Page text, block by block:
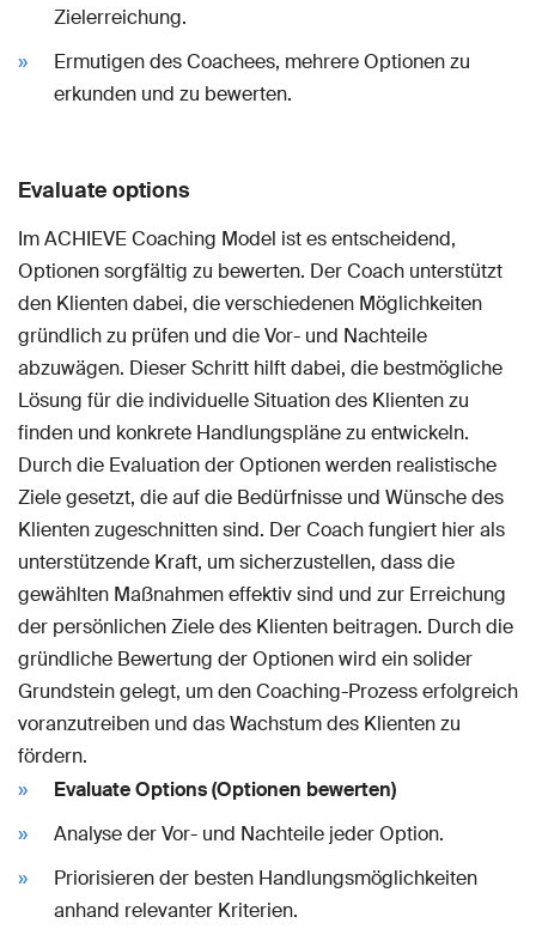
Zielerreichung.
Ermutigen des Coachees, mehrere Optionen zu
erkunden und zu bewerten.
Evaluate options
Im ACHIEVE Coaching Model ist es entscheidend,
Optionen sorgfältig zu bewerten. Der Coach unterstützt
den Klienten dabei, die verschiedenen Möglichkeiten
gründlich zu prüfen und die Vor- und Nachteile
abzuwägen. Dieser Schritt hilft dabei, die bestmögliche
Lösung für die individuelle Situation des Klienten zu
finden und konkrete Handlungspläne zu entwickeln.
Durch die Evaluation der Optionen werden realistische
Ziele gesetzt, die auf die Bedürfnisse und Wünsche des
Klienten zugeschnitten sind. Der Coach fungiert hier als
unterstützende Kraft, um sicherzustellen, dass die
gewählten Maßnahmen effektiv sind und zur Erreichung
der persönlichen Ziele des Klienten beitragen. Durch die
gründliche Bewertung der Optionen wird ein solider
Grundstein gelegt, um den Coaching-Prozess erfolgreich
voranzutreiben und das Wachstum des Klienten zu
fördern.
Evaluate Options (Optionen bewerten)
Analyse der Vor- und Nachteile jeder Option.
Priorisieren der besten Handlungsmöglichkeiten
anhand relevanter Kriterien.